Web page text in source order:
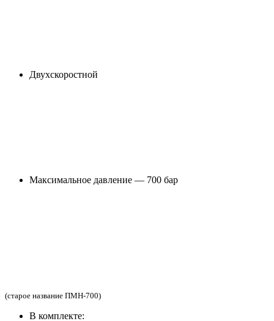
Двухскоростной
Максимальное давление — 700 бар
(старое название ПМН-700)
В комплекте: